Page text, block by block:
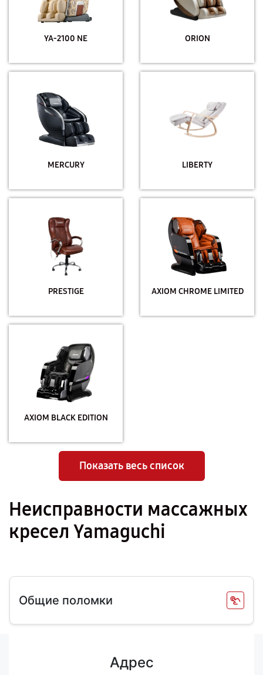
YA-2100 NE ORION
MERCURY LIBERTY
PRESTIGE AXIOM CHROME LIMITED
AXIOM BLACK EDITION
Показать весь список
Неисправности массажных
кресел Yamaguchi
Общие поломки
Адрес